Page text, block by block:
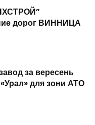
дорог ВИННИЦА
за вересень
для зони АТО